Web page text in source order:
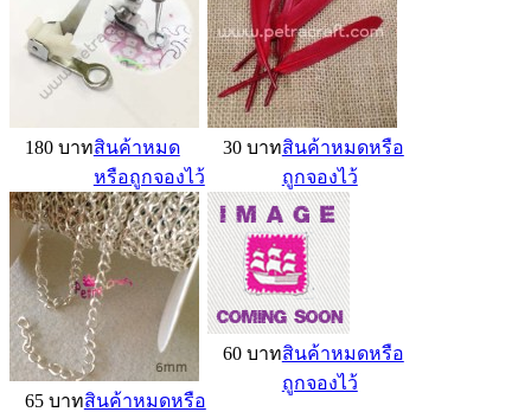
180 บาทสินค้าหมด
หรือถูกจองไว้
30 บาทสินค้าหมดหรือ
ถูกจองไว้
65 บาทสินค้าหมดหรือ
60 บาทสินค้าหมดหรือ
ถูกจองไว้